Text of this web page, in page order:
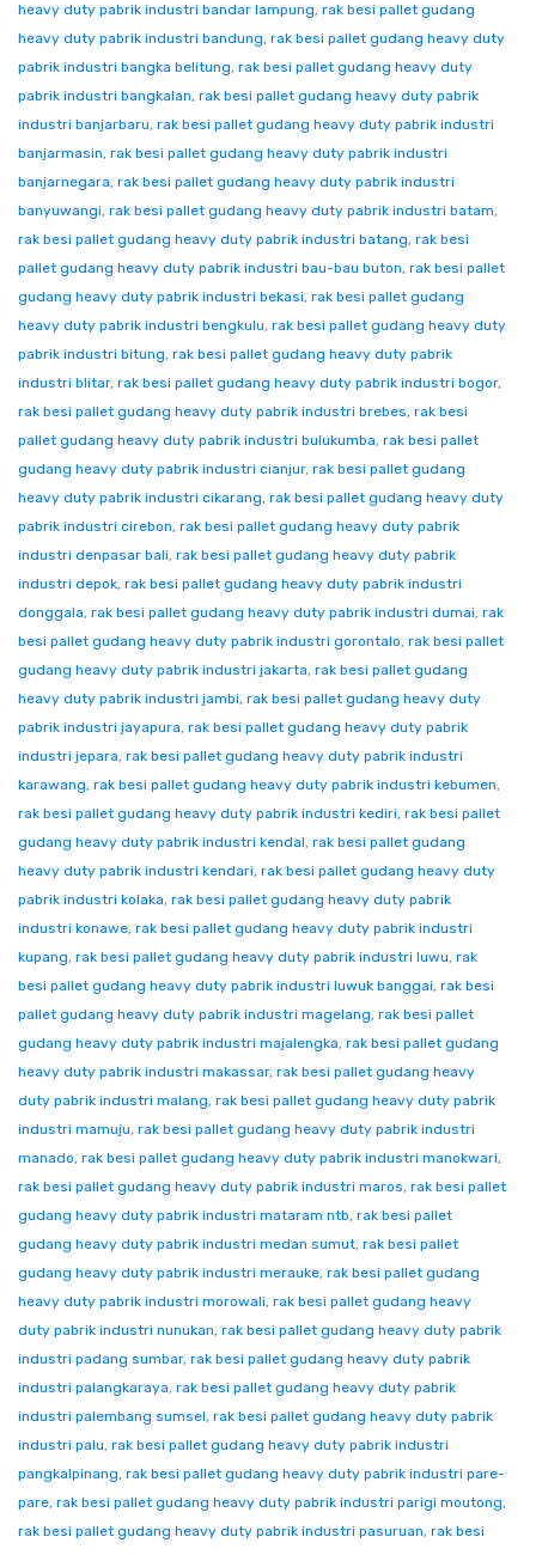
heavy duty pabrik industri bandar lampung, rak besi pallet gudang
heavy duty pabrik industri bandung, rak besi pallet gudang heavy duty
pabrik industri bangka belitung, rak besi pallet gudang heavy duty
pabrik industri bangkalan, rak besi pallet gudang heavy duty pabrik
industri banjarbaru, rak besi pallet gudang heavy duty pabrik industri
banjarmasin, rak besi pallet gudang heavy duty pabrik industri
banjarnegara, rak besi pallet gudang heavy duty pabrik industri
banyuwangi, rak besi pallet gudang heavy duty pabrik industri batam,
rak besi pallet gudang heavy duty pabrik industri batang, rak besi
pallet gudang heavy duty pabrik industri bau-bau buton, rak besi pallet
gudang heavy duty pabrik industri bekasi, rak besi pallet gudang
heavy duty pabrik industri bengkulu, rak besi pallet gudang heavy duty
pabrik industri bitung, rak besi pallet gudang heavy duty pabrik
industri blitar, rak besi pallet gudang heavy duty pabrik industri bogor,
rak besi pallet gudang heavy duty pabrik industri brebes, rak besi
pallet gudang heavy duty pabrik industri bulukumba, rak besi pallet
gudang heavy duty pabrik industri cianjur, rak besi pallet gudang
heavy duty pabrik industri cikarang, rak besi pallet gudang heavy duty
pabrik industri cirebon, rak besi pallet gudang heavy duty pabrik
industri denpasar bali, rak besi pallet gudang heavy duty pabrik
industri depok, rak besi pallet gudang heavy duty pabrik industri
donggala, rak besi pallet gudang heavy duty pabrik industri dumai, rak
besi pallet gudang heavy duty pabrik industri gorontalo, rak besi pallet
gudang heavy duty pabrik industri jakarta, rak besi pallet gudang
heavy duty pabrik industri jambi, rak besi pallet gudang heavy duty
pabrik industri jayapura, rak besi pallet gudang heavy duty pabrik
industri jepara, rak besi pallet gudang heavy duty pabrik industri
karawang, rak besi pallet gudang heavy duty pabrik industri kebumen,
rak besi pallet gudang heavy duty pabrik industri kediri, rak besi pallet
gudang heavy duty pabrik industri kendal, rak besi pallet gudang
heavy duty pabrik industri kendari, rak besi pallet gudang heavy duty
pabrik industri kolaka, rak besi pallet gudang heavy duty pabrik
industri konawe, rak besi pallet gudang heavy duty pabrik industri
kupang, rak besi pallet gudang heavy duty pabrik industri luwu, rak
besi pallet gudang heavy duty pabrik industri luwuk banggai, rak besi
pallet gudang heavy duty pabrik industri magelang, rak besi pallet
gudang heavy duty pabrik industri majalengka, rak besi pallet gudang
heavy duty pabrik industri makassar, rak besi pallet gudang heavy
duty pabrik industri malang, rak besi pallet gudang heavy duty pabrik
industri mamuju, rak besi pallet gudang heavy duty pabrik industri
manado, rak besi pallet gudang heavy duty pabrik industri manokwari,
rak besi pallet gudang heavy duty pabrik industri maros, rak besi pallet
gudang heavy duty pabrik industri mataram ntb, rak besi pallet
gudang heavy duty pabrik industri medan sumut, rak besi pallet
gudang heavy duty pabrik industri merauke, rak besi pallet gudang
heavy duty pabrik industri morowali, rak besi pallet gudang heavy
duty pabrik industri nunukan, rak besi pallet gudang heavy duty pabrik
industri padang sumbar, rak besi pallet gudang heavy duty pabrik
industri palangkaraya, rak besi pallet gudang heavy duty pabrik
industri palembang sumsel, rak besi pallet gudang heavy duty pabrik
industri palu, rak besi pallet gudang heavy duty pabrik industri
pangkalpinang, rak besi pallet gudang heavy duty pabrik industri pare-
pare, rak besi pallet gudang heavy duty pabrik industri parigi moutong,
rak besi pallet gudang heavy duty pabrik industri pasuruan, rak besi